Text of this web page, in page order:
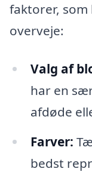
faktorer,
overveje:
Valg af
har en
afdøde
Farver:
bedst